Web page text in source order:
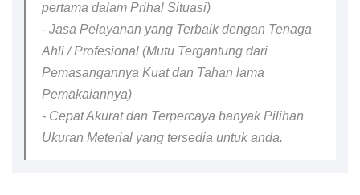
pertama dalam Prihal Situasi)
- Jasa Pelayanan yang Terbaik dengan Tenaga
Ahli / Profesional (Mutu Tergantung dari
Pemasangannya Kuat dan Tahan lama
Pemakaiannya)
- Cepat Akurat dan Terpercaya banyak Pilihan
Ukuran Meterial yang tersedia untuk anda.